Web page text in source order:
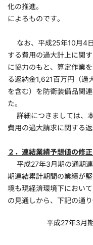
化の推進。
によるものです。
なお、平成25年10月4
する費用の過大計上に関
に協力のもと、算定作業
る返納金1,621百万円（過
を含む）を防衛装備品関
た。
詳細につきましては、
費用の過大請求に関する
２．連結業績予想値の修
平成27年3月期の通期連
期連結累計期間の業績が
境も現経済環境下におい
の見通しから、下記の通り
平成27年3